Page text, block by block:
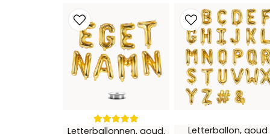
Letterballonnen, goud,
Letterballon, goud